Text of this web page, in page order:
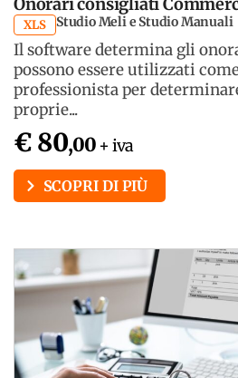
XLS Studio Meli e Studio Manuali
Il software determina gli
possono essere utilizzati
professionista per
proprie...
€ 80,00 + iva
SCOPRI DI PIÙ